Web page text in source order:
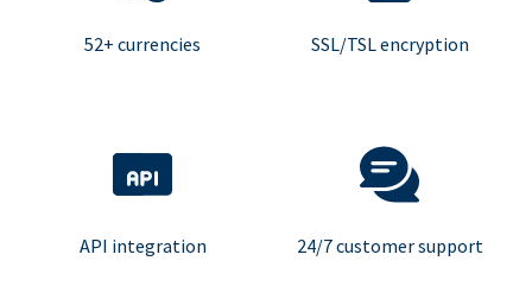
52+ currencies SSL/TSL encryption
API integration 24/7 customer support